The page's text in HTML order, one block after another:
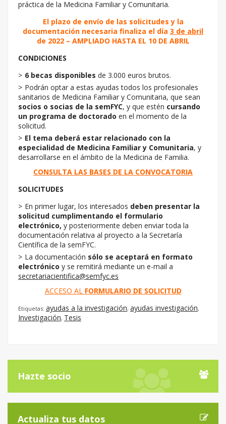
práctica de la Medicina Familiar y Comunitaria.
El plazo de envío de las solicitudes y la
documentación necesaria finaliza el día 3 de abril
de 2022 – AMPLIADO HASTA EL 10 DE ABRIL
CONDICIONES
6 becas disponibles de 3.000 euros brutos.
Podrán optar a estas ayudas todos los profesionales
sanitarios de Medicina Familiar y Comunitaria, que sean
socios o socias de la semFYC, y que estén cursando
un programa de doctorado en el momento de la
solicitud.
El tema deberá estar relacionado con la
especialidad de Medicina Familiar y Comunitaria, y
desarrollarse en el ámbito de la Medicina de Familia.
CONSULTA LAS BASES DE LA CONVOCATORIA
SOLICITUDES
En primer lugar, los interesados deben presentar la
solicitud cumplimentando el formulario
electrónico, y posteriormente deben enviar toda la
documentación relativa al proyecto a la Secretaría
Científica de la semFYC.
La documentación sólo se aceptará en formato
electrónico y se remitirá mediante un e-mail a
secretariacientifica@semfyc.es
ACCESO AL FORMULARIO DE SOLICITUD
Etiquetas: ayudas a la investigación, ayudas investigación,
Investigación, Tesis
Hazte socio
Actualiza tus datos